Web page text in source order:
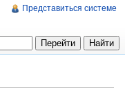
Представиться системе